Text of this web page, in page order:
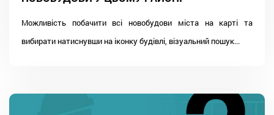
Можливість побачити всі новобудови міста на карті та
вибирати натиснувши на іконку будівлі, візуальний пошук...